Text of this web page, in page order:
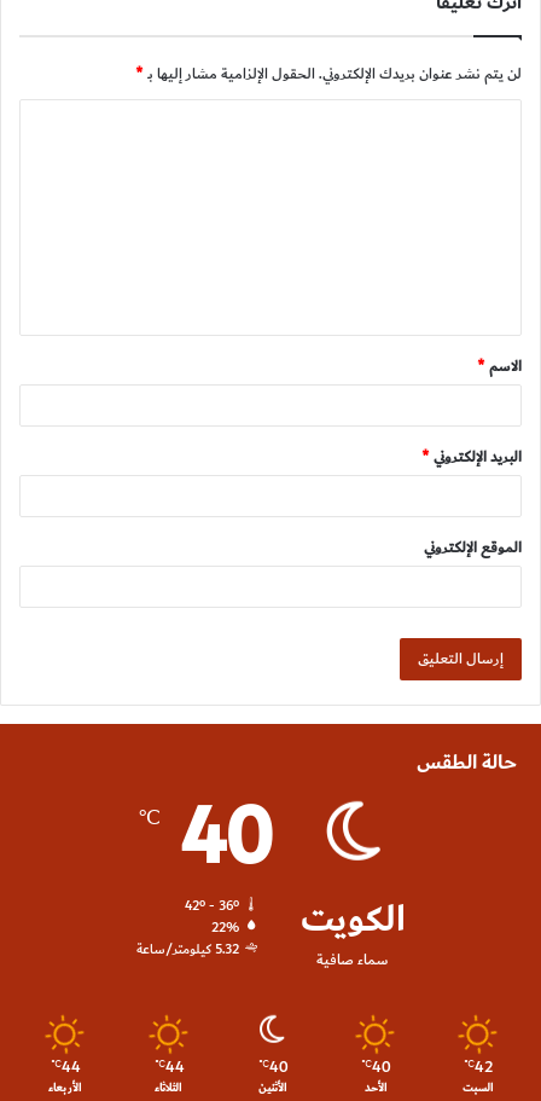
لن يتم نشر عنوان بريدك الإلكتروني.الحقول الإلزامية مشار إليها بـ*
ق
*
الاسم*
البريد الإلكتروني*
الموقع الإلكتروني
حالة الطقس
الكويت
سماء صافية
40
℃
42º - 36º
22%
5.32 كيلومتر/ساعة
42
℃
السبت
40
℃
الأحد
40
℃
الأثنين
44
℃
الثلاثاء
44
℃
الأربعاء